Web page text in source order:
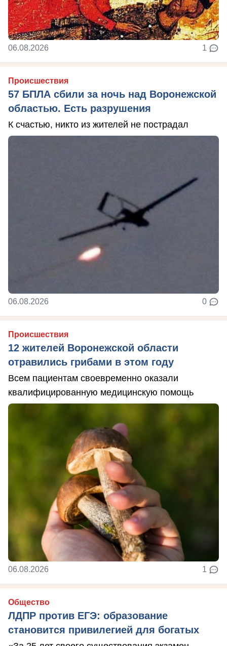
06.08.2026 1
Происшествия
57 БПЛА сбили за ночь над Воронежской
областью. Есть разрушения
К счастью, никто из жителей не пострадал
06.08.2026 0
Происшествия
12 жителей Воронежской области
отравились грибами в этом году
Всем пациентам своевременно оказали
квалифицированную медицинскую помощь
06.08.2026 1
Общество
ЛДПР против ЕГЭ: образование
становится привилегией для богатых